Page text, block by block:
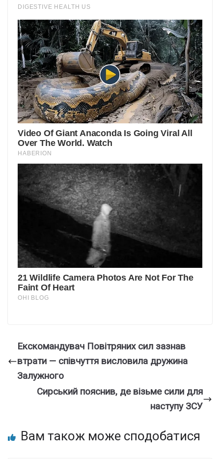
Екскомандувач Повітряних сил зазнав
втрати — співчуття висловила дружина
Залужного
Сирський пояснив, де візьме сили для
наступу ЗСУ
Вам також може сподобатися